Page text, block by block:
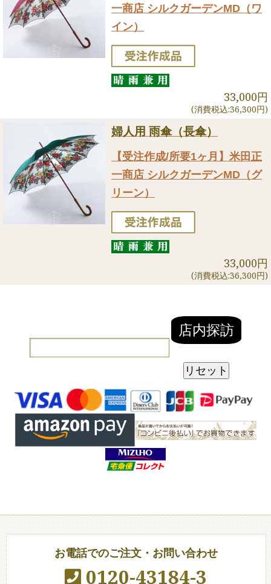
一商店 シルクガーデンMD（ワ
イン）
33,000円
(消費税込:36,300円)
婦人用 雨傘（長傘）
【受注作成/所要1ヶ月】米田正
一商店 シルクガーデンMD（グ
リーン）
33,000円
(消費税込:36,300円)
お電話でのご注文・お問い合わせ
0120-43184-3